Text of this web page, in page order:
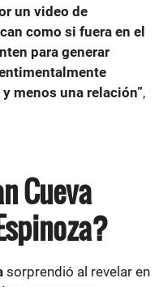
un video de
como si fuera en el
para generar
menos una relación”,
Cueva
sorprendió al revelar en